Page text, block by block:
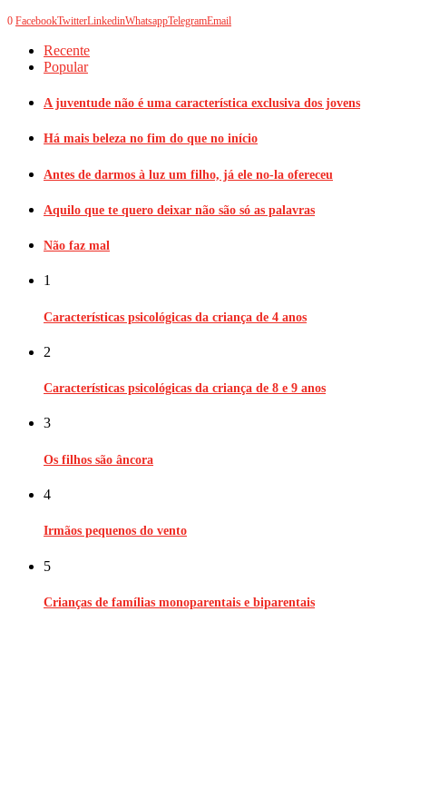
0 FacebookTwitterLinkedinWhatsappTelegramEmail
Recente
Popular
A juventude não é uma característica exclusiva dos jovens
Há mais beleza no fim do que no início
Antes de darmos à luz um filho, já ele no-la ofereceu
Aquilo que te quero deixar não são só as palavras
Não faz mal
1
Características psicológicas da criança de 4 anos
2
Características psicológicas da criança de 8 e 9 anos
3
Os filhos são âncora
4
Irmãos pequenos do vento
5
Crianças de famílias monoparentais e biparentais